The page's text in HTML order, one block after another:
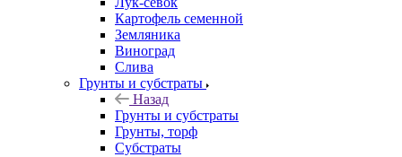
Картофель семенной
Земляника
Виноград
Слива
Грунты и субстраты
Назад
Грунты и субстраты
Грунты, торф
Субстраты